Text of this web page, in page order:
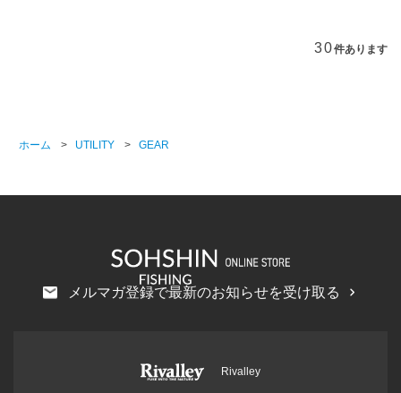
30件あります
ホーム > UTILITY > GEAR
メルマガ登録で最新のお知らせを受け取る
Rivalley